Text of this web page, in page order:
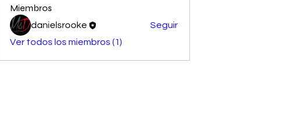
Miembros
danielsrooke
Seguir
Ver todos los miembros (1)